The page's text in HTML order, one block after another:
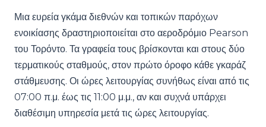
Μια ευρεία γκάμα διεθνών και τοπικών παρόχων
ενοικίασης δραστηριοποιείται στο αεροδρόμιο Pearson
του Τορόντο. Τα γραφεία τους βρίσκονται και στους δύο
τερματικούς σταθμούς, στον πρώτο όροφο κάθε γκαράζ
στάθμευσης. Οι ώρες λειτουργίας συνήθως είναι από τις
07:00 π.μ. έως τις 11:00 μ.μ., αν και συχνά υπάρχει
διαθέσιμη υπηρεσία μετά τις ώρες λειτουργίας.